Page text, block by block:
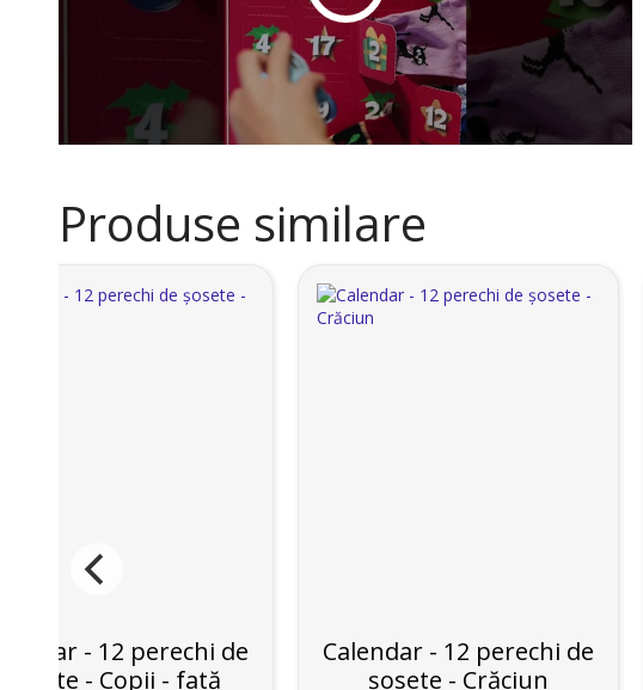
Produse similare
- 12 perechi de
șosete - Copii - fată
Calendar - 12 perechi de
șosete - Crăciun